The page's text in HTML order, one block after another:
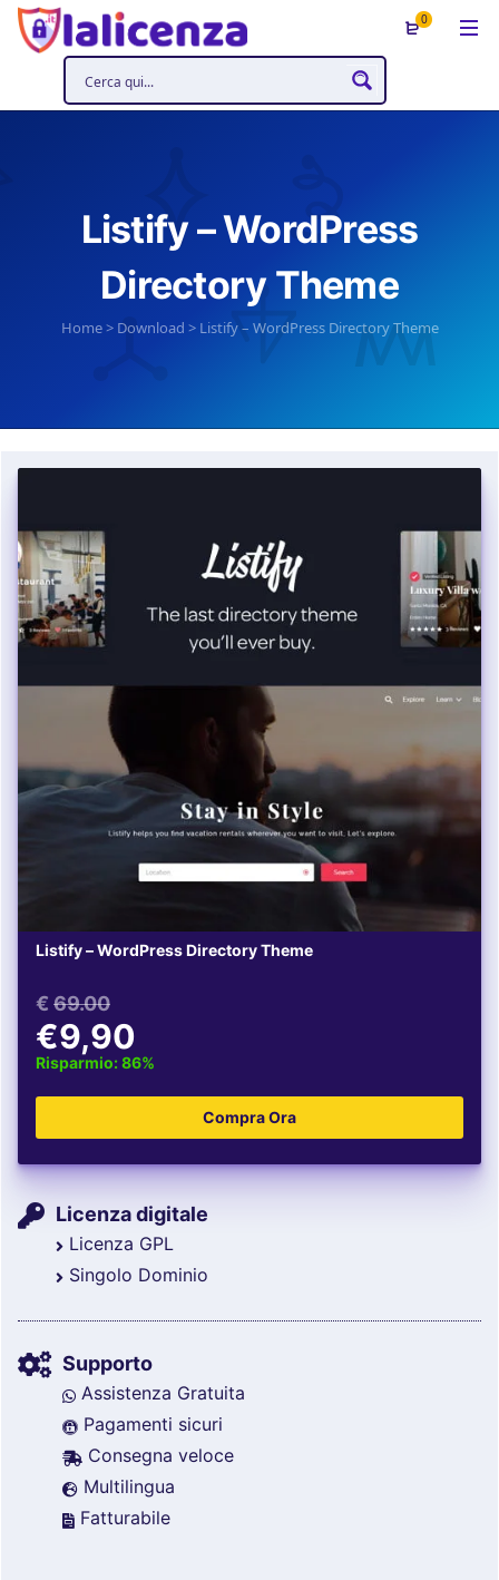
0
Listify – WordPress
Directory Theme
Home> Download > Listify – WordPress Directory Theme
Listify – WordPress Directory Theme
€ 69.00
€9,90
Risparmio: 86%
Licenza digitale
Licenza GPL
Singolo Dominio
Supporto
Assistenza Gratuita
Pagamenti sicuri
Consegna veloce
Multilingua
Fatturabile